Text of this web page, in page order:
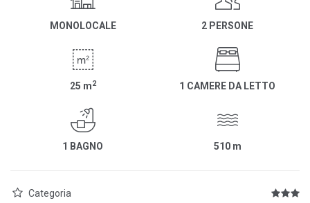
MONOLOCALE 2 PERSONE
25 m2 1 CAMERE DA LETTO
1 BAGNO 510 m
Categoria